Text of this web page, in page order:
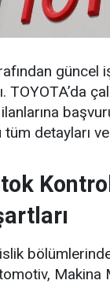
güncel
TOYOTA’da
tüm detayları
Makina